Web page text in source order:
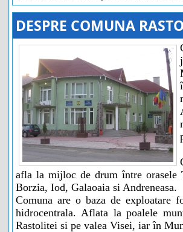
DESPRE COMUNA
afla la mijloc de drum între orasele
Borzia, Iod, Galaoaia si Andreneasa.
Comuna are o baza de exploatare
hidrocentrala. Aflata la poalele
Rastolitei si pe valea Visei, iar în